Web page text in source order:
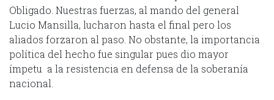
Obligado. Nuestras fuerzas, al mando del general
Lucio Mansilla, lucharon hasta el final pero los
aliados forzaron al paso. No obstante, la importancia
política del hecho fue singular pues dio mayor
ímpetu a la resistencia en defensa de la soberanía
nacional.